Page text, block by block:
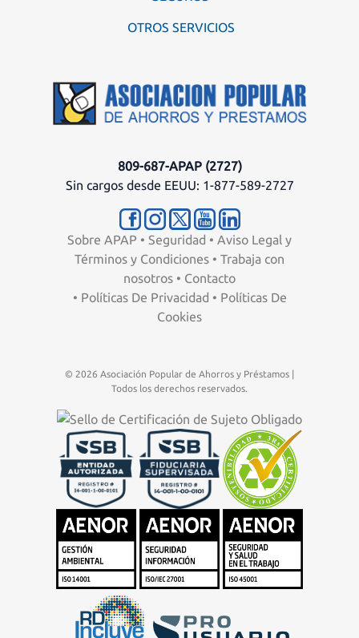
OTROS SERVICIOS
809-687-APAP (2727)
Sin cargos desde EEUU: 1-877-589-2727
Sobre APAP • Seguridad • Aviso Legal y
Términos y Condiciones • Trabaja con
nosotros • Contacto
• Políticas De Privacidad • Políticas De
Cookies
© 2026 Asociación Popular de Ahorros y Préstamos |
Todos los derechos reservados.